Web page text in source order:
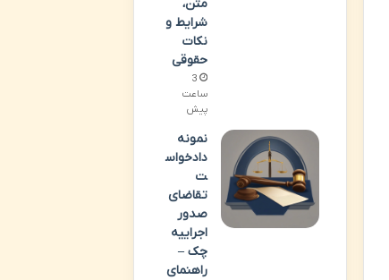
متن،
شرایط و
نکات
حقوقی
3
ساعت
پیش
نمونه
دادخواس
ت
تقاضای
صدور
اجراییه
چک –
راهنمای